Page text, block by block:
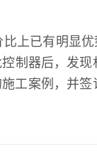
上已有明显
制器后，
工案例，并